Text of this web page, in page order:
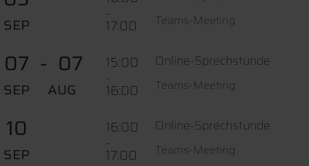
SEP
-
17:00 Teams-Meeting
07
SEP
07
AUG
15:00
-
16:00
Online-Sprechstunde
Teams-Meeting
10
SEP
16:00
-
17:00
Online-Sprechstunde
Teams-Meeting